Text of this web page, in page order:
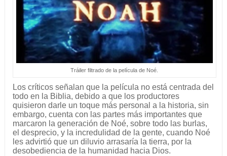
Tráiler filtrado de la película de Noé.
Los críticos señalan que la película no está centrada del
todo en la Biblia, debido a que los productores
quisieron darle un toque más personal a la historia, sin
embargo, cuenta con las partes más importantes que
marcaron la generación de Noé, sobre todo las burlas,
el desprecio, y la incredulidad de la gente, cuando Noé
les advirtió que un diluvio arrasaría la tierra, por la
desobediencia de la humanidad hacia Dios.